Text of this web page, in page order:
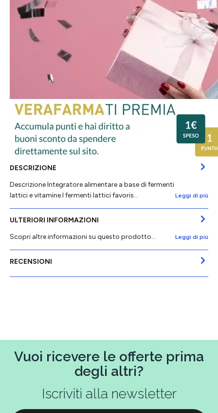
DESCRIZIONE
Descrizione Integratore alimentare a base di fermenti
lattici e vitamine.I fermenti lattici favoris…
Leggi di più
ULTERIORI INFORMAZIONI
Scopri altre informazioni su questo prodotto...
Leggi di più
RECENSIONI
Vuoi ricevere le offerte prima
degli altri?
Iscriviti alla newsletter